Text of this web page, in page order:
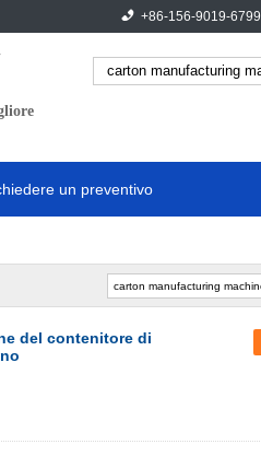
+86-156-9019-6799
un preventivo
del contenitore di